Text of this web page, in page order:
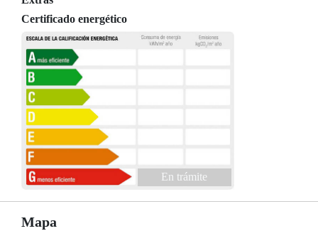
Certificado energético
En trámite
Mapa